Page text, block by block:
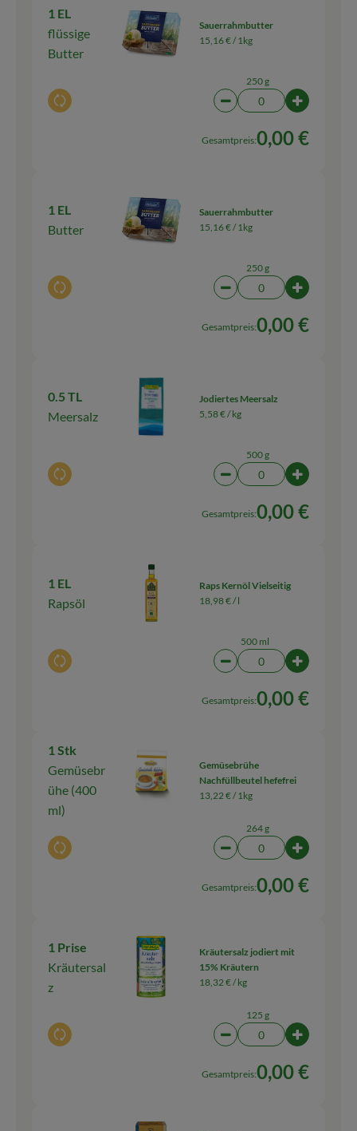
1 EL
flüssige
Butter
Auswahl ändern
Sauerrahmbutter
15,16 € /1kg
250 g
Artikelanzahl
Gesamtpreis:0,00 €
1 EL
Butter
Auswahl ändern
Sauerrahmbutter
15,16 € /1kg
250 g
Artikelanzahl
Gesamtpreis:0,00 €
0.5 TL
Meersalz
Auswahl ändern
Jodiertes Meersalz
5,58 € /kg
500 g
Artikelanzahl
Gesamtpreis:0,00 €
1 EL
Rapsöl
Auswahl ändern
Raps Kernöl Vielseitig
18,98 € /l
500 ml
Artikelanzahl
Gesamtpreis:0,00 €
1 Stk
Gemüsebr
ühe (400
ml)
Auswahl ändern
Gemüsebrühe
Nachfüllbeutel hefefrei
13,22 € /1kg
264 g
Artikelanzahl
Gesamtpreis:0,00 €
1 Prise
Kräutersal
z
Auswahl ändern
Kräutersalz jodiert mit
15% Kräutern
18,32 € /kg
125 g
Artikelanzahl
Gesamtpreis:0,00 €